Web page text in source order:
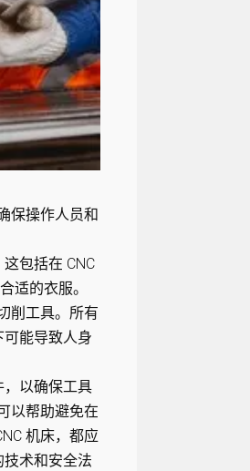
保操作人员和
包括在 CNC
适的衣服。
削工具。所有
能导致人身
以确保工具
以帮助避免在
机床，都应
术和安全法